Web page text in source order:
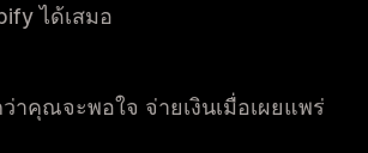
ได้เสมอ
าคุณจะพอใจ จ่ายเงินเมื่อเผยแพร่